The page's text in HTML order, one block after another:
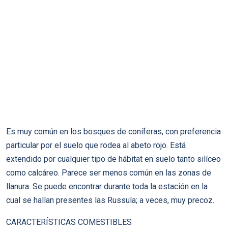
Es muy común en los bosques de coníferas, con preferencia
particular por el suelo que rodea al abeto rojo. Está
extendido por cualquier tipo de hábitat en suelo tanto silíceo
como calcáreo. Parece ser menos común en las zonas de
llanura. Se puede encontrar durante toda la estación en la
cual se hallan presentes las Russula; a veces, muy precoz.
CARACTERÍSTICAS COMESTIBLES